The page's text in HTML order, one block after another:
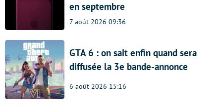
en septembre
7 août 2026 09:36
GTA 6 : on sait enfin quand sera
diffusée la 3e bande-annonce
6 août 2026 15:16